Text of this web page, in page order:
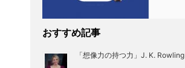
おすすめ記事
「想像力の持つ力」J. K. Rowling